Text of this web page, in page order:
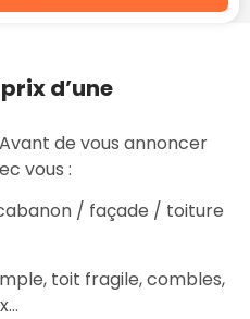
d’une
de vous annoncer
vous :
/ façade / toiture
toit fragile, combles,